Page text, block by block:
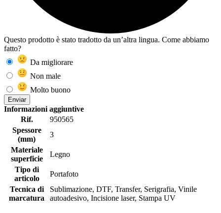
Questo prodotto è stato tradotto da un’altra lingua. Come abbiamo
fatto?
Da migliorare
Non male
Molto buono
Enviar
Informazioni aggiuntive
Rif.
950565
Spessore
(mm)
3
Materiale
superficie
Legno
Tipo di
articolo
Portafoto
Tecnica di
marcatura
Sublimazione, DTF, Transfer, Serigrafia, Vinile
autoadesivo, Incisione laser, Stampa UV